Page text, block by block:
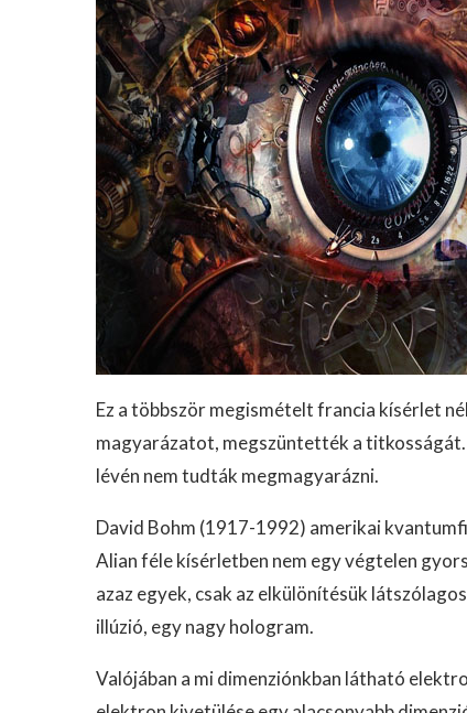
Ez a többször megismételt francia kísérlet
magyarázatot, megszüntették a
lévén nem tudták megmagyarázni.
David Bohm (1917-1992) amerikai
Alian féle kísérletben nem egy végtelen
azaz egyek, csak az elkülönítésük
illúzió, egy nagy hologram.
Valójában a mi dimenziónkban látható